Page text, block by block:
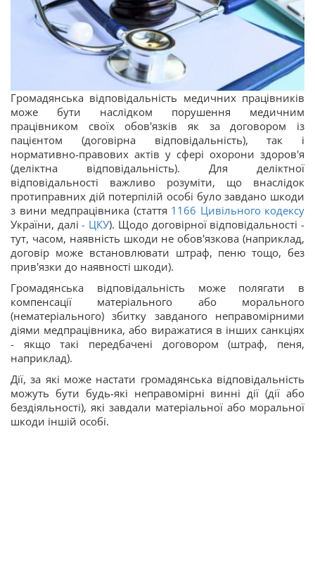
Громадянська відповідальність медичних працівників
може бути наслідком порушення медичним
працівником своїх обов'язків як за договором із
пацієнтом (договірна відповідальність), так і
нормативно-правових актів у сфері охорони здоров'я
(деліктна відповідальність). Для деліктної
відповідальності важливо розуміти, що внаслідок
протиправних дій потерпілій особі було завдано шкоди
з вини медпрацівника (стаття 1166 Цивільного кодексу
України, далі - ЦКУ). Щодо договірної відповідальності -
тут, часом, наявність шкоди не обов'язкова (наприклад,
договір може встановлювати штраф, пеню тощо, без
прив'язки до наявності шкоди).
Громадянська відповідальність може полягати в
компенсації матеріального або морального
(нематеріального) збитку завданого неправомірними
діями медпрацівника, або виражатися в інших санкціях
- якщо такі передбачені договором (штраф, пеня,
наприклад).
Дії, за які може настати громадянська відповідальність
можуть бути будь-які неправомірні винні дії (дії або
бездіяльності), які завдали матеріальної або моральної
шкоди іншій особі.